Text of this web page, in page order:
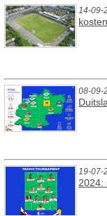
14-09-
08-09-
19-07-
2024: